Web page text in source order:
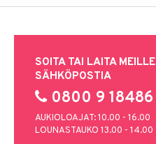
SOITA TAI LAITA MEILLE
SÄHKÖPOSTIA
0800 9 18486
AUKIOLOAJAT: 10.00 - 16.00
LOUNASTAUKO 13.00 - 14.00